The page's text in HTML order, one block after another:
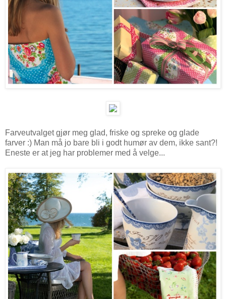
Farveutvalget gjør meg glad, friske og spreke og glade
farver :) Man må jo bare bli i godt humør av dem, ikke sant?!
Eneste er at jeg har problemer med å velge...